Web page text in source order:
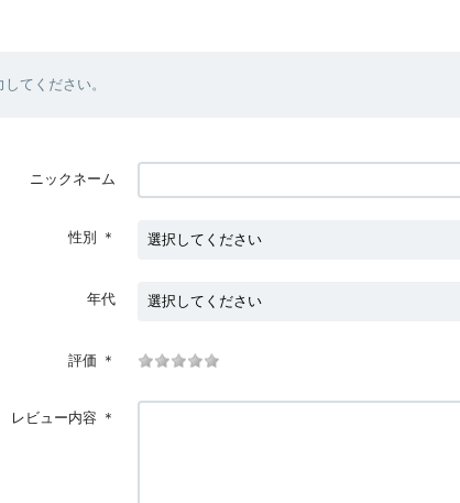
てください。
ニックネーム
性別 ＊
年代
評価 ＊
レビュー内容 ＊